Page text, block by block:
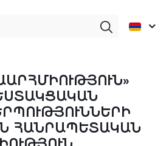
ՀԱՆՐԱՊԵՏԱԿԱՆ